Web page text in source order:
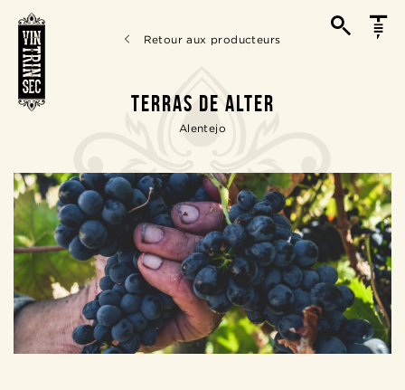
Retour aux producteurs
TERRAS DE ALTER
Alentejo